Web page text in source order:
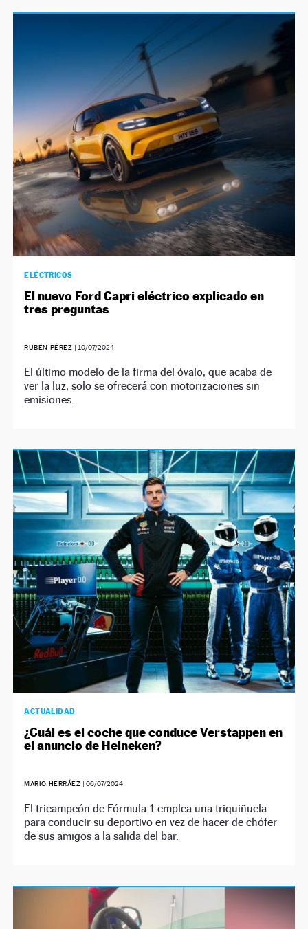
ELÉCTRICOS
El nuevo Ford Capri eléctrico explicado en
tres preguntas
RUBÉN PÉREZ | 10/07/2024
El último modelo de la firma del óvalo, que acaba de
ver la luz, solo se ofrecerá con motorizaciones sin
emisiones.
ACTUALIDAD
¿Cuál es el coche que conduce Verstappen en
el anuncio de Heineken?
MARIO HERRÁEZ |06/07/2024
El tricampeón de Fórmula 1 emplea una triquiñuela
para conducir su deportivo en vez de hacer de chófer
de sus amigos a la salida del bar.